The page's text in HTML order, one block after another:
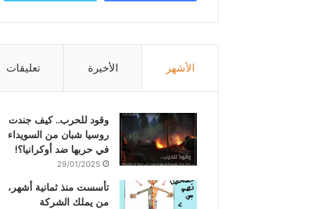
الأشهر الأخيرة تعليقات
وقود للحرب.. كيف جندت
روسيا شبان من السويداء
في حربها ضد أوكرانيا؟!
29/01/2025
تأسست منذ ثمانية أشهر،
من يملك الشركة